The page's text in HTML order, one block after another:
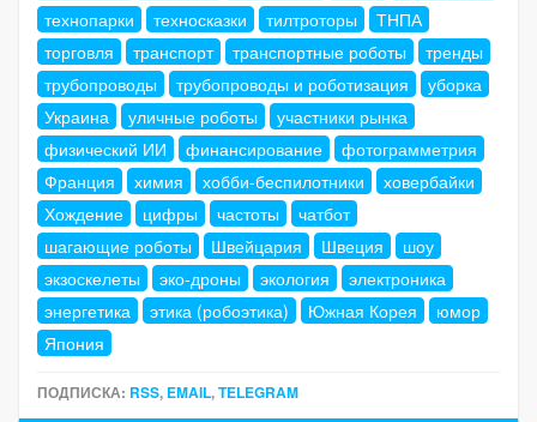
технопарки
техносказки тилтроторы
ТНПА
торговля
транспорт транспортные роботы
тренды
трубопроводы
трубопроводы и роботизация
уборка
Украина
уличные роботы
участники рынка
физический ИИ
финансирование
фотограмметрия
Франция
химия хобби-беспилотники
ховербайки
Хождение
цифры частоты
чатбот
шагающие роботы
Швейцария Швеция
шоу
экзоскелеты
эко-дроны экология
электроника
энергетика
этика (робоэтика) Южная Корея
юмор
Япония
ПОДПИСКА: RSS, EMAIL,TELEGRAM